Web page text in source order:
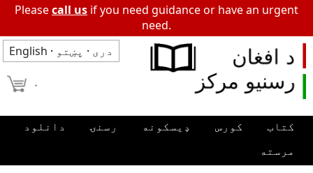
Pleasecall us if you need guidance or have an urgent
need.
English · دری · پښتو
۰
کتاب کورس ډیسکونه رسنۍ
دانلود
مرسته